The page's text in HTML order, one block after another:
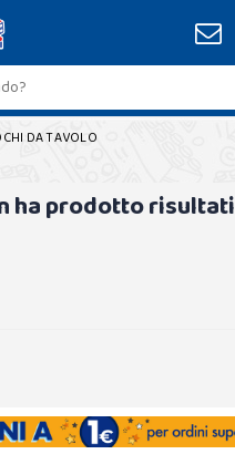
DA TAVOLO
ha prodotto risultati